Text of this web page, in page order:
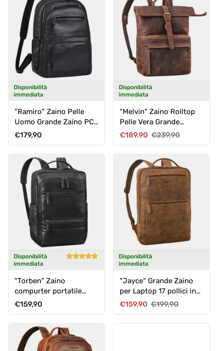
Disponibilità
immediata
"Ramiro" Zaino Pelle
Uomo Grande Zaino PC
15.6 - 16 Pollici
Prezzo normale
€179,90
Disponibilità
immediata
"Melvin" Zaino Rolltop
Pelle Vera Grande
Laptop 16 - 17 pollici
Prezzo di vendita
€189,90 Prezzo normale
€239,90
Disponibilità
immediata
"Torben" Zaino
compurter portatile
pelle vera 15 - 16 pollici
Prezzo normale
€159,90
Disponibilità
immediata
"Jayce" Grande Zaino
per Laptop 17 pollici in
Pelle per Uomo e Donna
Prezzo di vendita
€159,90 Prezzo normale
€199,90